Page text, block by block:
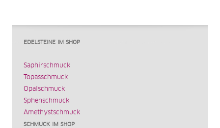
EDELSTEINE IM SHOP
Saphirschmuck
Topasschmuck
Opalschmuck
Sphenschmuck
Amethystschmuck
SCHMUCK IM SHOP